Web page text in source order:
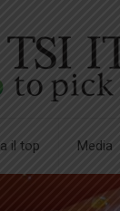
il top Media